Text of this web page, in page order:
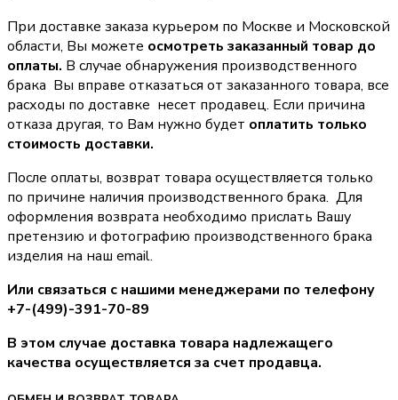
При доставке заказа курьером по Москве и Московской
области, Вы можете осмотреть заказанный товар до
оплаты. В случае обнаружения производственного
брака Вы вправе отказаться от заказанного товара, все
расходы по доставке несет продавец. Если причина
отказа другая, то Вам нужно будет оплатить только
стоимость доставки.
После оплаты, возврат товара осуществляется только
по причине наличия производственного брака. Для
оформления возврата необходимо прислать Вашу
претензию и фотографию производственного брака
изделия на наш email.
Или связаться с нашими менеджерами по телефону
+7-(499)-391-70-89
В этом случае доставка товара надлежащего
качества осуществляется за счет продавца.